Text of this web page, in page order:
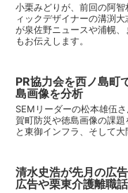
小栗みどりが、前回の阿
ィックデザイナーの溝渕
が泉佐野ニュースや浦幌
もお伝えします。
PR協力会を西ノ島町
島画像を分析
SEMリーダーの松本雄伍
賀町防災や徳島画像の課
と東御インフラ、そして大
清水史浩が先月の広
広告や栗東介護離職話